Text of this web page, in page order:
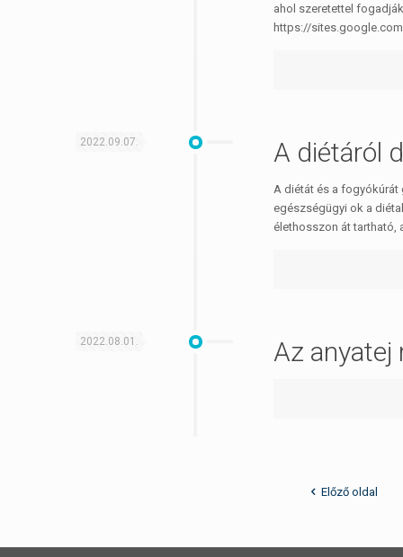
ahol szeretettel
https://
2022.09.07. A diétáról
A diétát és a fogyókúrát
egészségügyi ok a
élethosszon át tartható,
2022.08.01. Az anyatej
Előző oldal